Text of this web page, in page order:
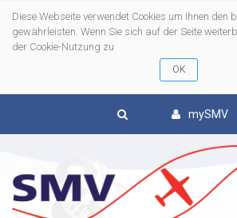
Diese Webseite verwendet Cookies um Ihnen den
gewährleisten. Wenn Sie sich auf der Seite
der Cookie-Nutzung zu
mySMV